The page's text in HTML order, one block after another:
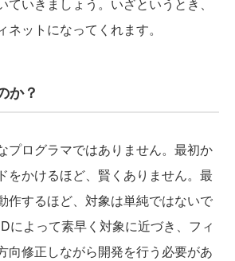
ットになってくれます。
か？
プログラマではありません。最初か
をかけるほど、賢くありません。最
作するほど、対象は単純ではないで
によって素早く対象に近づき、フィ
向修正しながら開発を行う必要があ